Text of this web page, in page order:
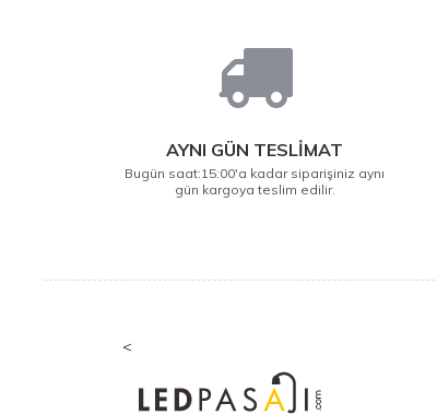
AYNI GÜN TESLİMAT
Bugün saat:15:00'a kadar siparişiniz aynı
gün kargoya teslim edilir.
<